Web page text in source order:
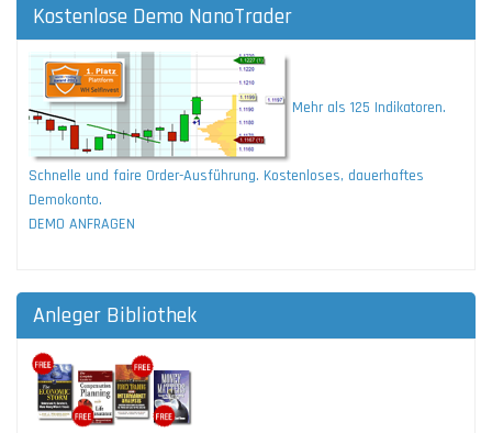
Kostenlose Demo NanoTrader
Mehr als 125 Indikatoren.
Schnelle und faire Order-Ausführung. Kostenloses, dauerhaftes
Demokonto.
DEMO ANFRAGEN
Anleger Bibliothek